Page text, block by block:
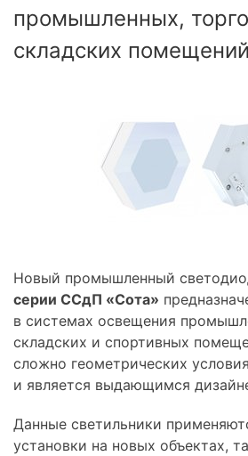
промышленных,
складских помещений
Новый промышленный
серии ССдП «Сота»
в системах освещения
складских и спортивных
сложно геометрических
и является выдающимся
Данные светильники
установки на новых объектах,